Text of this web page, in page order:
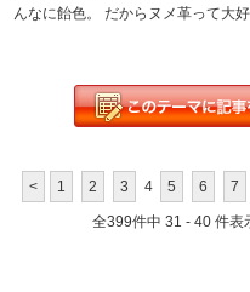
んなに飴色。 だからヌメ革って大
< 1 2 3 4 5 6 7
全399件中 31 - 40 件表